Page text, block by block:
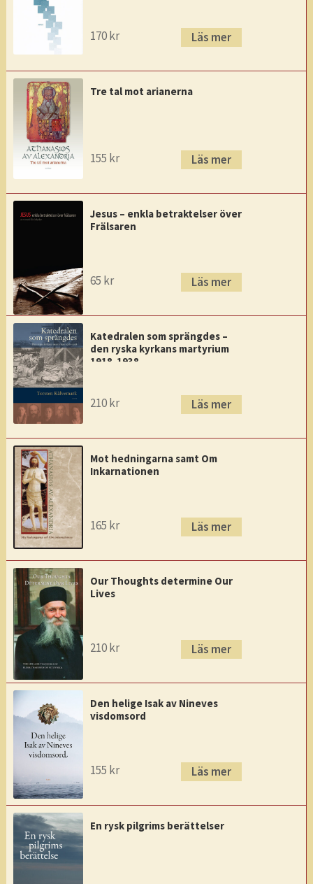
170kr Läs mer
Tre tal mot arianerna
155 kr Läs mer
Jesus – enkla betraktelser över
Frälsaren
65 kr Läs mer
Katedralen som sprängdes –
den ryska kyrkans martyrium
1918-1938
210kr Läs mer
Mot hedningarna samt Om
Inkarnationen
165 kr Läs mer
Our Thoughts determine Our
Lives
210kr Läs mer
Den helige Isak av Nineves
visdomsord
155 kr Läs mer
En rysk pilgrims berättelser